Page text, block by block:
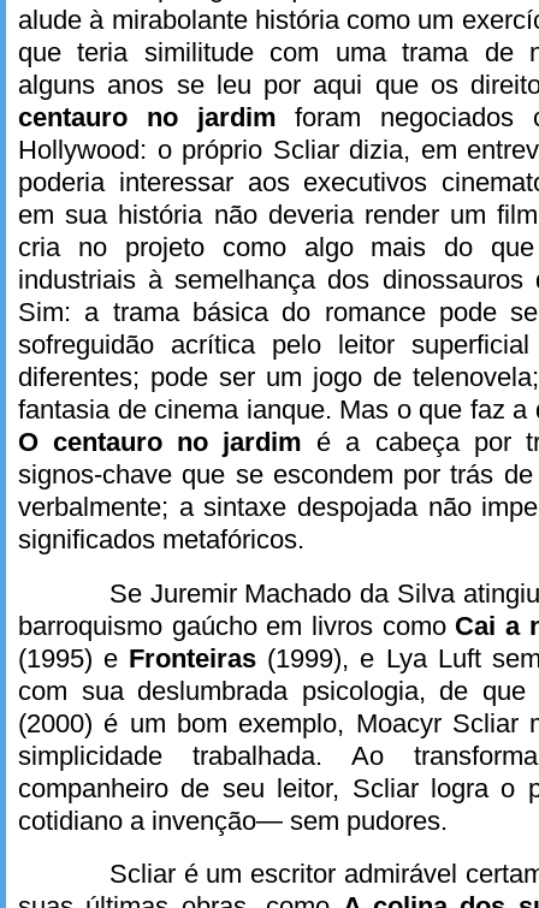
alude à mirabolante história como um
que teria similitude com uma trama de
alguns anos se leu por aqui que os
centauro no jardimforam
Hollywood: o próprio Scliar dizia, em
poderia interessar aos executivos
em sua história não deveria render um
cria no projeto como algo mais do que
industriais à semelhança dos dinossauros
Sim: a trama básica do romance pode
sofreguidão acrítica pelo leitor
diferentes; pode ser um jogo de
fantasia de cinema ianque. Mas o que faz a
O centauro no jardim é a cabeça por
signos-chave que se escondem por trás
verbalmente; a sintaxe despojada não
significados metafóricos.
Se Juremir Machado da Silva
barroquismo gaúcho em livros como Cai a
(1995) e Fronteiras (1999), e Lya Luft
com sua deslumbrada psicologia, de que
(2000) é um bom exemplo, Moacyr Scliar
simplicidade trabalhada. Ao
companheiro de seu leitor, Scliar logra o
cotidiano a invenção— sem pudores.
Scliar é um escritor admirável